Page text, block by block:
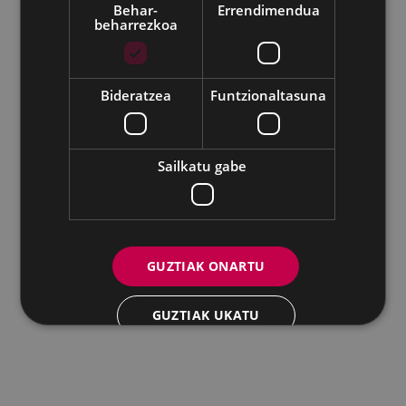
Udalaren sare sozial guztiak
Eibarko Andretxea - Isasi kalea, 11 | 20600 Eibar
Andretxea: 943 54 39 38Berdintasuna: 943 70 84 40
andretxea@eibar.eus
berdintasuna@eibar.eus
IFZ: P2003100A | DIR3 L01200300
Behar-
beharrezkoa
Errendimendua
Bideratzea Funtzionaltasuna
Sailkatu gabe
GUZTIAK ONARTU
GUZTIAK UKATU